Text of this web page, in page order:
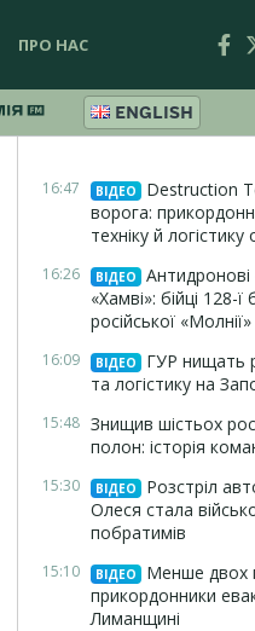
ПРО НАС
ENGLISH
16:47 ВІДЕО
Destruction
ворога:
техніку й логістику
16:26 ВІДЕО
Антидронові
«Хамві»: бійці 128-
російської «Молнії»
16:09 ВІДЕО
ГУР нищать
та логістику на
15:48 Знищив шістьох
полон: історія
15:30 ВІДЕО
Розстріл
Олеся стала
побратимів
15:10 ВІДЕО
Менше двох
прикордонники
Лиманщині